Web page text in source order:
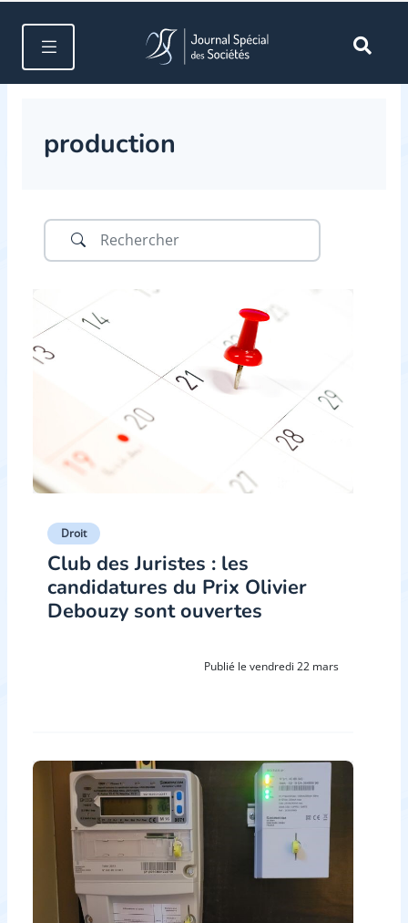
production
Droit
Club des Juristes : les
candidatures du Prix Olivier
Debouzy sont ouvertes
Publié le vendredi 22 mars